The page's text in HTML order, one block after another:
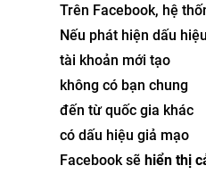
Trên Facebook, hệ
Nếu phát hiện dấu
tài khoản mới tạo
không có bạn chung
đến từ quốc gia khác
có dấu hiệu giả mạo
Facebook sẽ hiển thị